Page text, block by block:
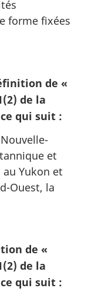
forme fixées
de «
de la
qui suit :
et
au Yukon et
Ouest, la
de «
de la
qui suit :